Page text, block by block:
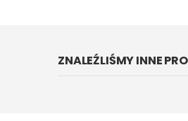
ZNALEŹLIŚMY INNE